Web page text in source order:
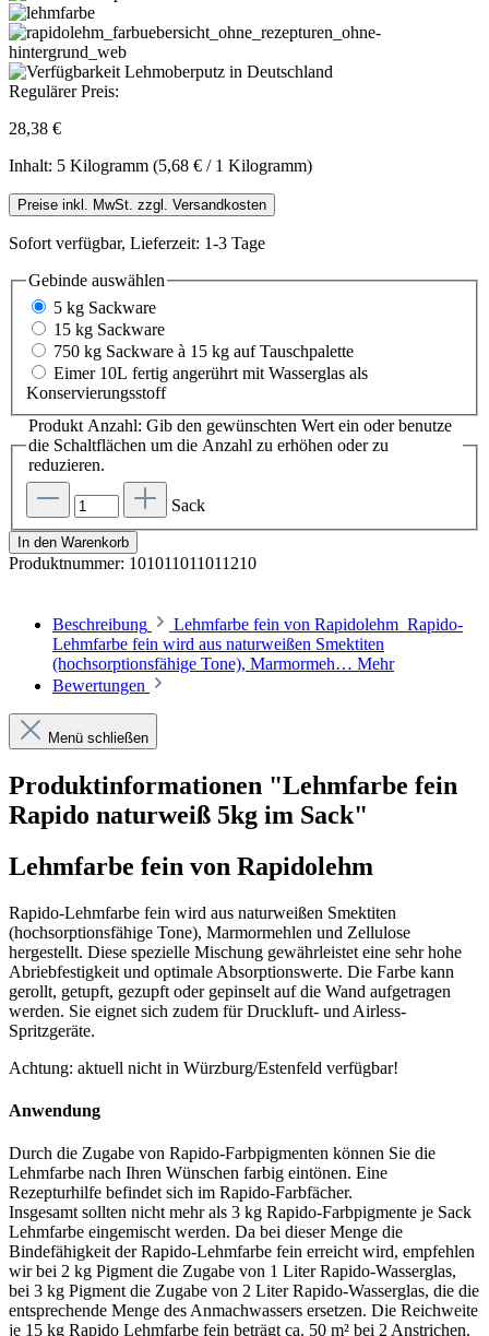
Regulärer Preis:
28,38 €
Inhalt: 5 Kilogramm (5,68 € / 1 Kilogramm)
Preise inkl. MwSt. zzgl. Versandkosten
Sofort verfügbar, Lieferzeit: 1-3 Tage
Gebinde auswählen
5 kg Sackware
15 kg Sackware
750 kg Sackware à 15 kg auf Tauschpalette
Eimer 10L fertig angerührt mit Wasserglas als
Konservierungsstoff
Produkt Anzahl: Gib den gewünschten Wert ein oder benutze
die Schaltflächen um die Anzahl zu erhöhen oder zu
reduzieren.
Sack
In den Warenkorb
Produktnummer: 101011011011210
Beschreibung
Lehmfarbe fein von Rapidolehm Rapido-
Lehmfarbe fein wird aus naturweißen Smektiten
(hochsorptionsfähige Tone), Marmormeh… Mehr
Bewertungen
Menü schließen
Produktinformationen "Lehmfarbe fein
Rapido naturweiß 5kg im Sack"
Lehmfarbe fein von Rapidolehm
Rapido-Lehmfarbe fein wird aus naturweißen Smektiten
(hochsorptionsfähige Tone), Marmormehlen und Zellulose
hergestellt. Diese spezielle Mischung gewährleistet eine sehr hohe
Abriebfestigkeit und optimale Absorptionswerte. Die Farbe kann
gerollt, getupft, gezupft oder gepinselt auf die Wand aufgetragen
werden. Sie eignet sich zudem für Druckluft- und Airless-
Spritzgeräte.
Achtung: aktuell nicht in Würzburg/Estenfeld verfügbar!
Anwendung
Durch die Zugabe von Rapido-Farbpigmenten können Sie die
Lehmfarbe nach Ihren Wünschen farbig eintönen. Eine
Rezepturhilfe befindet sich im Rapido-Farbfächer.
Insgesamt sollten nicht mehr als 3 kg Rapido-Farbpigmente je Sack
Lehmfarbe eingemischt werden. Da bei dieser Menge die
Bindefähigkeit der Rapido-Lehmfarbe fein erreicht wird, empfehlen
wir bei 2 kg Pigment die Zugabe von 1 Liter Rapido-Wasserglas,
bei 3 kg Pigment die Zugabe von 2 Liter Rapido-Wasserglas, die die
entsprechende Menge des Anmachwassers ersetzen. Die Reichweite
je 15 kg Rapido Lehmfarbe fein beträgt ca. 50 m² bei 2 Anstrichen.